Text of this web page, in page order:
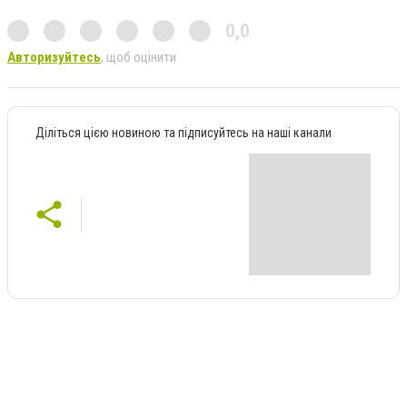
0,0
Авторизуйтесь, щоб оцінити
Діліться цією новиною та підписуйтесь на наші канали